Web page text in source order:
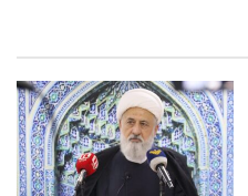
الأسماء في غياب
تهدد السلم الأهلي"
من المشاورات والخلافات
تكليفاً وتأليفاً على
يقضّ مضاجع الطبقة
رئيس ‏الحكومة المستقيل